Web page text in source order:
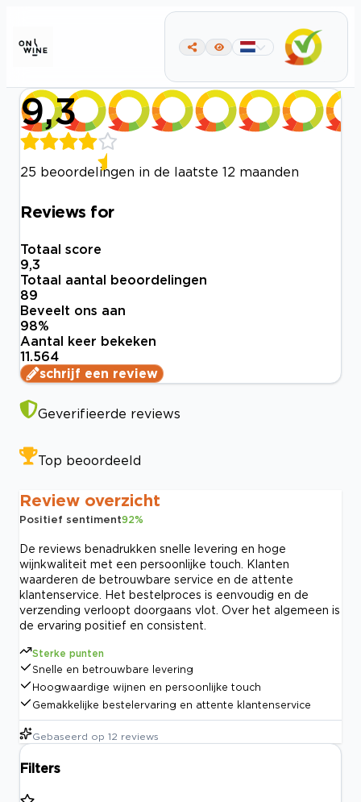
9,3
25 beoordelingen in de laatste 12 maanden
Reviews for
Totaal score
9,3
Totaal aantal beoordelingen
89
Beveelt ons aan
98%
Aantal keer bekeken
11.564
schrijf een review
Geverifieerde reviews
Top beoordeeld
Review overzicht
Positief sentiment92%
De reviews benadrukken snelle levering en hoge
wijnkwaliteit met een persoonlijke touch. Klanten
waarderen de betrouwbare service en de attente
klantenservice. Het bestelproces is eenvoudig en de
verzending verloopt doorgaans vlot. Over het algemeen is
de ervaring positief en consistent.
Sterke punten
Snelle en betrouwbare levering
Hoogwaardige wijnen en persoonlijke touch
Gemakkelijke bestelervaring en attente klantenservice
Gebaseerd op 12 reviews
Filters